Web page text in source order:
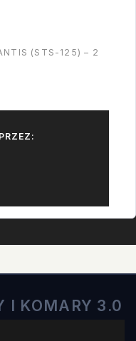
(STS-125) – 2
I KOMARY 3.0